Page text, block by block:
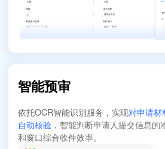
智能预审
依托OCR智能识别服务，实现对申请材
自动核验 ，智能判断申请人提交信息
和窗口综合收件效率。